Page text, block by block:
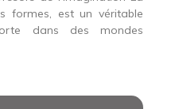
formes, est un véritable
dans des mondes